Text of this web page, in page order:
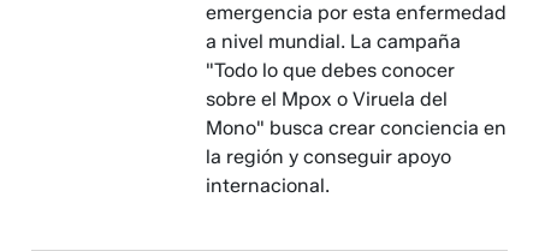
emergencia por esta enfermedad
a nivel mundial. La campaña
"Todo lo que debes conocer
sobre el Mpox o Viruela del
Mono" busca crear conciencia en
la región y conseguir apoyo
internacional.